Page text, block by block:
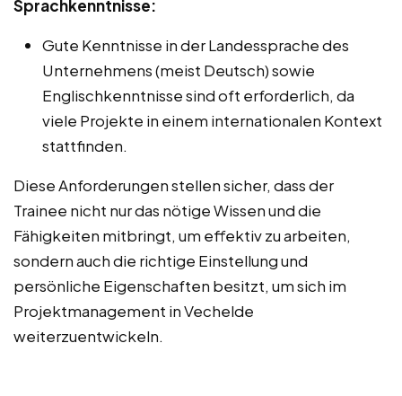
Sprachkenntnisse:
Gute Kenntnisse in der Landessprache des
Unternehmens (meist Deutsch) sowie
Englischkenntnisse sind oft erforderlich, da
viele Projekte in einem internationalen Kontext
stattfinden.
Diese Anforderungen stellen sicher, dass der
Trainee nicht nur das nötige Wissen und die
Fähigkeiten mitbringt, um effektiv zu arbeiten,
sondern auch die richtige Einstellung und
persönliche Eigenschaften besitzt, um sich im
Projektmanagement in Vechelde
weiterzuentwickeln.